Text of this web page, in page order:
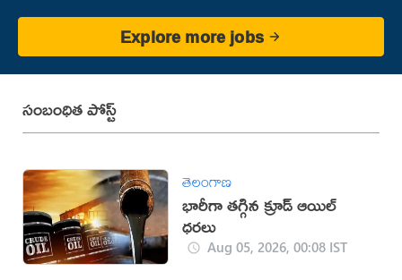
Explore more jobs
సంబంధిత పోస్ట్
తెలంగాణ
భారీగా తగ్గిన క్రూడ్ ఆయిల్
ధరలు
Aug 05, 2026, 00:08 IST